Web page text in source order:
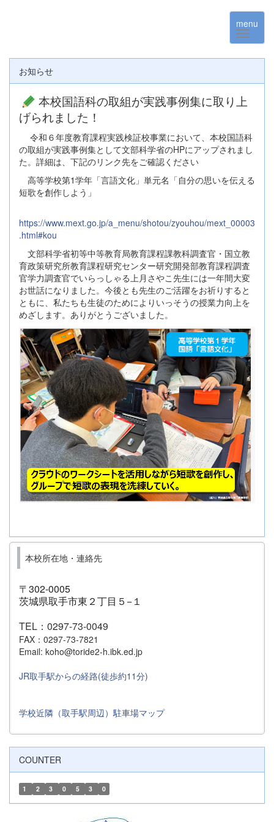
menu
お知らせ
本校国語科の取組が実践事例集に取り上
げられました！
令和６年度教育課程実践検証校事業において、本校国語科
の取組が実践事例集として文部科学省のHPにアップされまし
た。詳細は、下記のリンク先をご確認ください
高等学校第1学年「言語文化」単元名「自分の思いを伝える
短歌を創作しよう」
https://www.mext.go.jp/a_menu/shotou/zyouhou/mext_00003
.html#kou
文部科学省初等中等教育局教育課程課教科調査官・国立教
育政策研究所教育課程研究センター研究開発部教育課程調査
官学力調査官でいらっしゃる上月さやこ先生には一年間大変
お世話になりました。今後とも先生のご活躍をお祈りすると
ともに、私たちも生徒のためによりいっそうの授業力向上を
めざします。ありがとうございました。
本校所在地・連絡先
〒302-0005
茨城県取手市東２丁目５−１
TEL：0297-73-0049
FAX：0297-73-7821
Email: koho@toride2-h.ibk.ed.jp
JR取手駅からの経路(徒歩約11分)
学校近隣（取手駅周辺）駐車場マップ
COUNTER
1 2 3 0 5 3 0